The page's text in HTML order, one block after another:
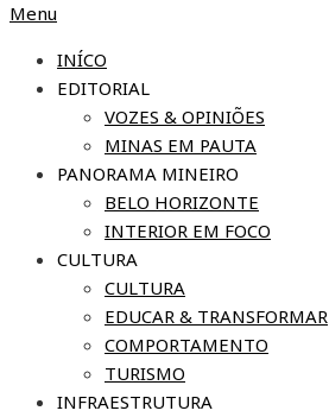
Menu
INÍCO
EDITORIAL
VOZES & OPINIÕES
MINAS EM PAUTA
PANORAMA MINEIRO
BELO HORIZONTE
INTERIOR EM FOCO
CULTURA
CULTURA
EDUCAR & TRANSFORMAR
COMPORTAMENTO
TURISMO
INFRAESTRUTURA